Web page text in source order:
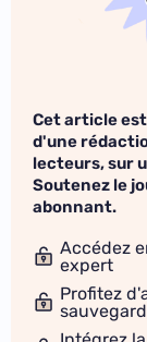
Cet article
d'une
lecteurs, sur
Soutenez le
abonnant.
Accédez
expert
Profitez